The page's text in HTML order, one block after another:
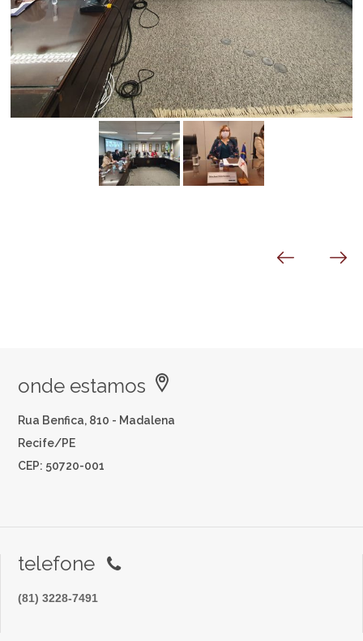
onde estamos
Rua Benfica, 810 - Madalena
Recife/PE
CEP: 50720-001
telefone
(81) 3228-7491